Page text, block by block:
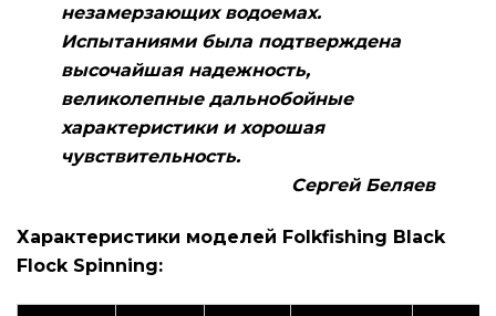
незамерзающих водоемах.
Испытаниями была подтверждена
высочайшая надежность,
великолепные дальнобойные
характеристики и хорошая
чувствительность.
Сергей Беляев
Характеристики моделей Folkfishing Black
Flock Spinning: